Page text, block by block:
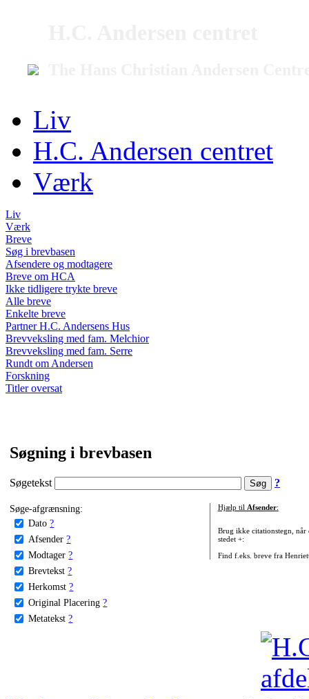
Liv
H.C. Andersen centret
Værk
Liv
Værk
Breve
Søg i brevbasen
Afsendere og modtagere
Breve om HCA
Ikke tidligere trykte breve
Alle breve
Enkelte breve
Partner H.C. Andersens Hus
Brevveksling med fam. Melchior
Brevveksling med fam. Serre
Rundt om Andersen
Forskning
Titler oversat
Søgning i brevbasen
Søgetekst ?
Søge-afgrænsning:
Dato ?
Afsender ?
Modtager ?
Brevtekst ?
Herkomst ?
Original Placering ?
Metatekst ?
Hjælp til Afsender:
Brug ikke citationstegn, når
stedet +:
Find f.eks. breve fra